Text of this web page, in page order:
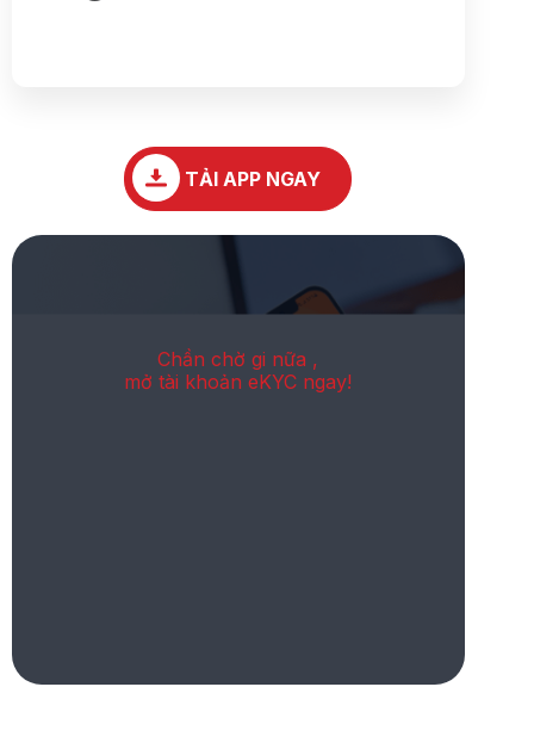
TẢI APP NGAY
Chần chờ gi nữa ,
mở tài khoản eKYC ngay!